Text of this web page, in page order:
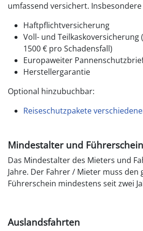
umfassend versichert.
Haftpflichtversicherung
Voll- und Teilkaskoversicherung
1500 € pro Schadensfall)
Europaweiter
Herstellergarantie
Optional hinzubuchbar:
Reiseschutzpakete
Mindestalter und
Das Mindestalter des Mieters und
Jahre. Der Fahrer / Mieter muss den
Führerschein mindestens seit zwei
Auslandsfahrten